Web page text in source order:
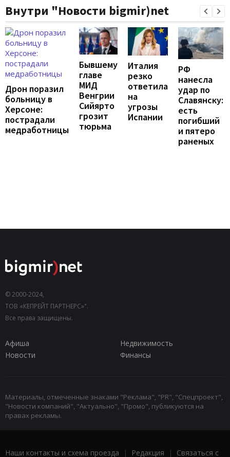
Внутри "Новости bigmir)net
Дрон поразил
больницу в
Херсоне:
пострадали
медработницы
Бывшему
главе
МИД
Венгрии
Сийярто
грозит
тюрьма
Италия
резко
ответила
на
угрозы
Испании
РФ
нанесла
удар по
Славянску:
есть
погибший
и пятеро
раненых
© 2000-2024,
ТОВ «КЕПРЕЙТ ПАРТНЕРС»".
Все права защищены.
Афиша
Недвижимость
Новости
Финансы
Материалы, отмеченные знаками "Реклама", "PR", "Спецпроект",
"Новости компаний", "Актуально", "Промо", публикуются на
правах рекламы.
Наши контакты и схема проезда | Редакция | Связаться с